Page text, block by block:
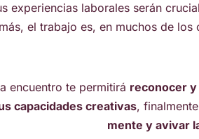
experiencias laborales serán
el trabajo es, en muchos de
encuentro te permitirá reconocer y
capacidades creativas,
mente y avivar